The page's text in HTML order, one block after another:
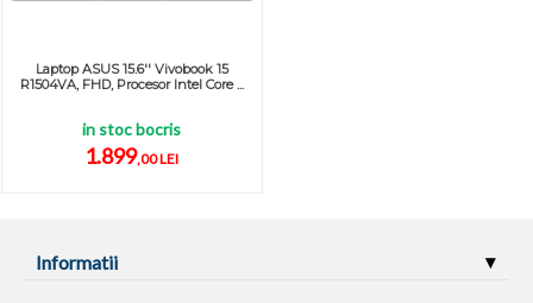
Laptop ASUS 15.6'' Vivobook 15
R1504VA, FHD, Procesor Intel Core ...
in stoc bocris
1.899,00 LEI
Informatii